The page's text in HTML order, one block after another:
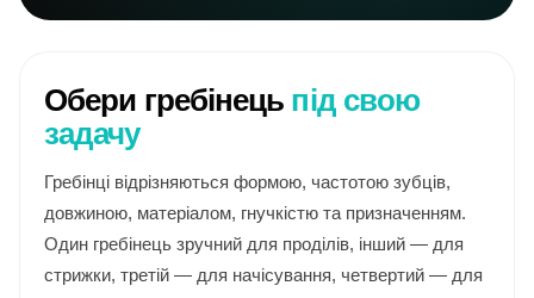
Обери гребінець під свою
задачу
Гребінці відрізняються формою, частотою зубців,
довжиною, матеріалом, гнучкістю та призначенням.
Один гребінець зручний для проділів, інший — для
стрижки, третій — для начісування, четвертий — для